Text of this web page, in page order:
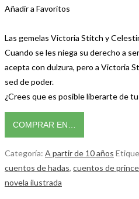
Añadir a Favoritos
Las gemelas Victoria Stitch y
Cuando se les niega su derecho a
acepta con dulzura, pero a Victoria
sed de poder.
¿Crees que es posible liberarte de
COMPRAR EN…
Categoría: A partir de 10 años
cuentos de hadas, cuentos de
novela ilustrada